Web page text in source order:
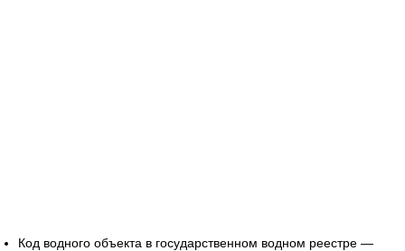
Код водного объекта в государственном водном реестре —